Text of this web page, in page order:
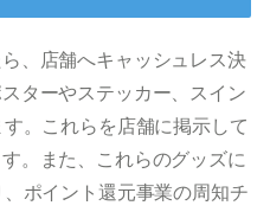
、店舗へキャッシュレス決
ターやステッカー、スイン
。これらを店舗に掲示して
。また、これらのグッズに
ポイント還元事業の周知チ